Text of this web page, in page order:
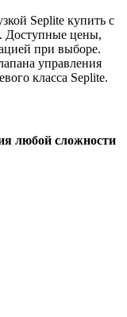
Seplite купить с
Доступные цены,
при выборе.
управления
класса Seplite.
любой сложности